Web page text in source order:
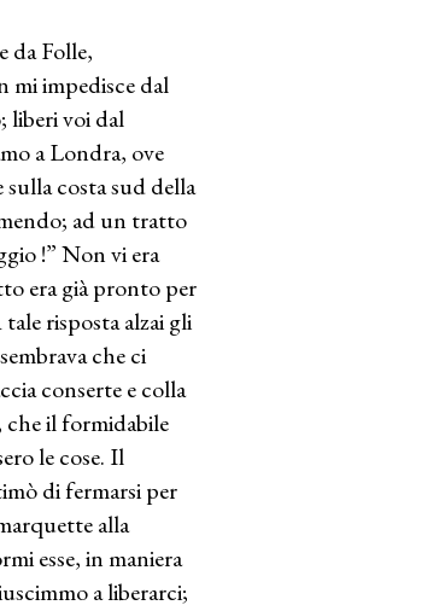
da Folle,
mi impedisce dal
liberi voi dal
a Londra, ove
sulla costa sud della
ad un tratto
!” Non vi era
era già pronto per
tale risposta alzai gli
che ci
conserte e colla
che il formidabile
le cose. Il
di fermarsi per
alla
esse, in maniera
a liberarci;